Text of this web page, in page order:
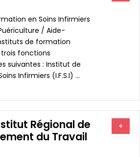
en Soins Infirmiers
/ Aide-
de formation
fonctions
suivantes : Institut de
Infirmiers (I.F.S.I) ...
Régional de
du Travail
+